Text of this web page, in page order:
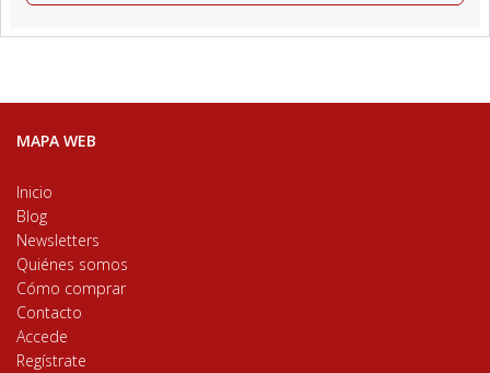
MAPA WEB
Inicio
Blog
Newsletters
Quiénes somos
Cómo comprar
Contacto
Accede
Regístrate